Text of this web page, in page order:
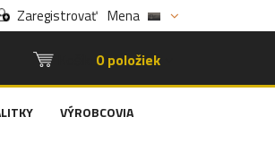
Zaregistrovať Mena
0 položiek
VÝROBCOVIA